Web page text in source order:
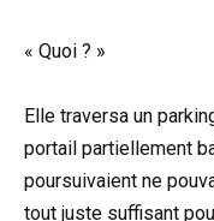
« Quoi ? »
Elle traversa un
portail partiellement
poursuivaient ne
tout juste suffisant